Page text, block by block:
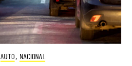
AUTO, NACIONAL